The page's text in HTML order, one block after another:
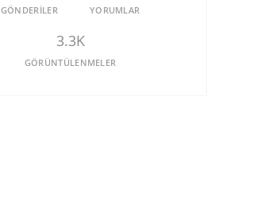
GÖNDERILER YORUMLAR
3.3K
GÖRÜNTÜLENMELER